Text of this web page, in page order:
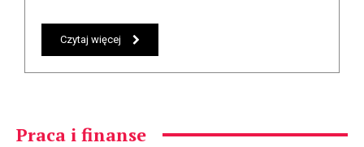
Czytaj więcej
Praca i finanse